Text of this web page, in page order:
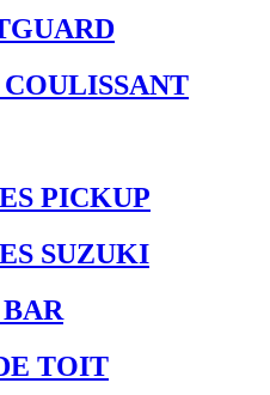
PICKUP
SUZUKI
TOIT